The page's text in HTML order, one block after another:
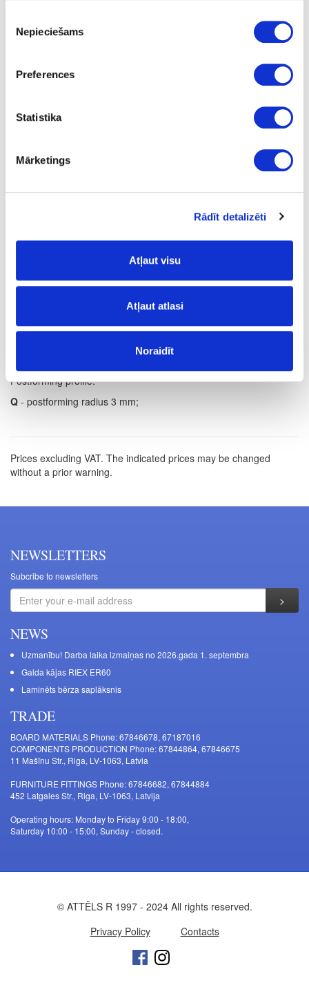
izvēle
Nepieciešams
Preferences
Statistika
Mārketings
Rādīt detalizēti
Atļaut visu
Atļaut atlasi
Noraidīt
Surface structure:
Postforming profile:
Q - postforming radius 3 mm;
Prices excluding VAT. The indicated prices may be changed
without a prior warning.
NEWSLETTERS
Subcribe to newsletters
NEWS
Uzmanību! Darba laika izmaiņas no 2026.gada 1. septembra
Galda kājas RIEX ER60
Laminēts bērza saplāksnis
TRADE
BOARD MATERIALS Phone: 67846678, 67187016
COMPONENTS PRODUCTION Phone: 67844864, 67846675
11 Mašīnu Str., Riga, LV-1063, Latvia
FURNITURE FITTINGS Phone: 67846682, 67844884
452 Latgales Str., Riga, LV-1063, Latvija
Operating hours: Monday to Friday 9:00 - 18:00,
Saturday 10:00 - 15:00, Sunday - closed.
© ATTĒLS R 1997 - 2024 All rights reserved.
Privacy Policy
Contacts